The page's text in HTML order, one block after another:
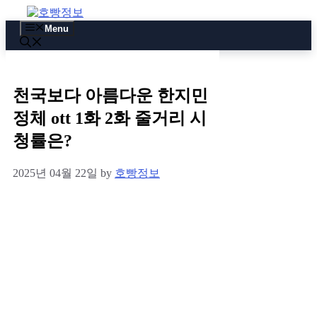
to
content
Menu
천국보다 아름다운 한지민
정체 ott 1화 2화 줄거리 시
청률은?
2025년 04월 22일 by 호빵정보